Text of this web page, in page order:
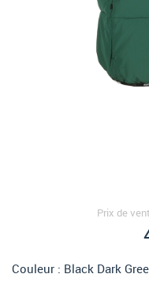
Prix de
Couleur : Black Dark